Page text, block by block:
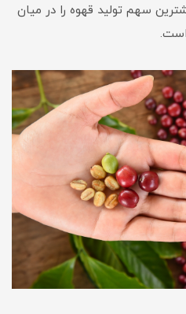
تن بیشترین سهم تولید قهوه را در میان